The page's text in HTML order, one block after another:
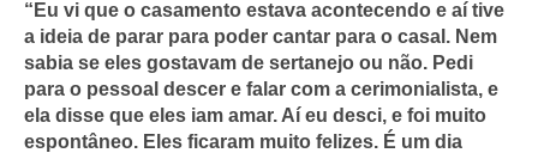
“Eu vi que o casamento estava acontecendo e aí tive
a ideia de parar para poder cantar para o casal. Nem
sabia se eles gostavam de sertanejo ou não. Pedi
para o pessoal descer e falar com a cerimonialista, e
ela disse que eles iam amar. Aí eu desci, e foi muito
espontâneo. Eles ficaram muito felizes. É um dia